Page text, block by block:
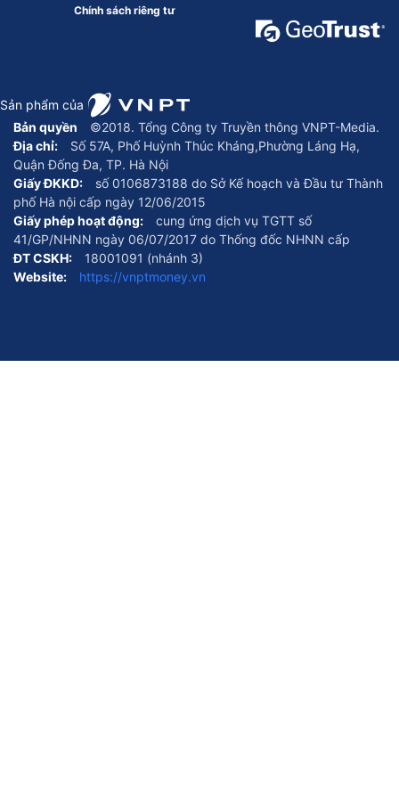
Bản quyền
©2018. Tổng Công ty Truyền thông VNPT-Media.
Địa chỉ:
Số 57A, Phố Huỳnh Thúc Kháng,Phường Láng Hạ,
Quận Đống Đa, TP. Hà Nội
Giấy ĐKKD:
số 0106873188 do Sở Kế hoạch và Đầu tư Thành
phố Hà nội cấp ngày 12/06/2015
Giấy phép hoạt động:
cung ứng dịch vụ TGTT số
41/GP/NHNN ngày 06/07/2017 do Thống đốc NHNN cấp
ĐT CSKH:
18001091 (nhánh 3)
Website:
https://vnptmoney.vn
Chính sách riêng tư
Sản phẩm của